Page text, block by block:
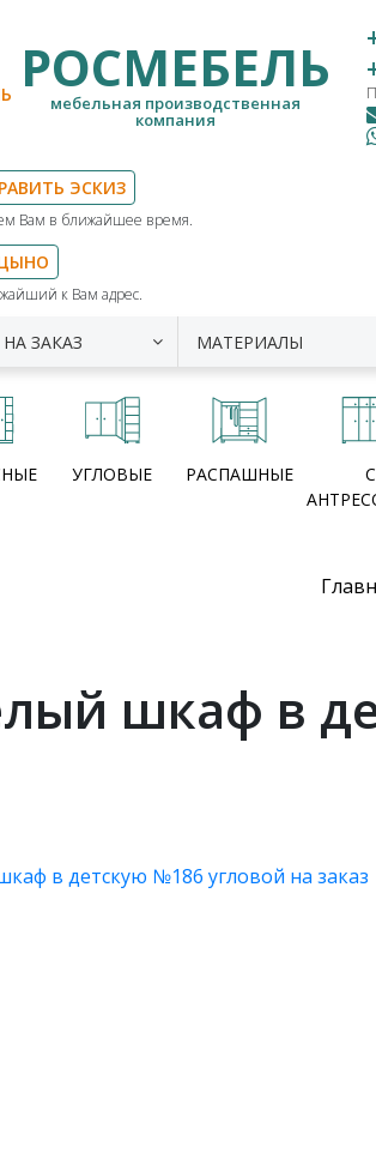
РОСМЕБЕЛЬ
мебельная производственная
компания
ЭСКИЗ
Вам в ближайшее время.
к Вам адрес.
ЗАКАЗ МАТЕРИАЛЫ
УГЛОВЫЕ РАСПАШНЫЕ
С
шкаф в